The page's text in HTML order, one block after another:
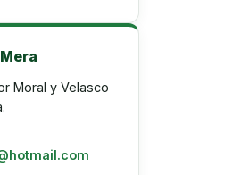
Moral y Velasco